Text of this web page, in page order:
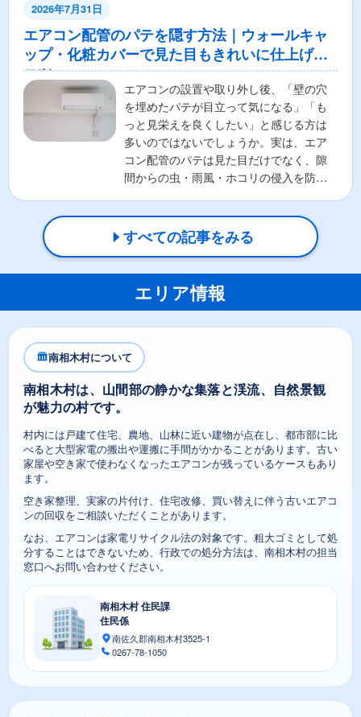
2026年7月31日
エアコン配管のパテを隠す方法｜ウォールキャ
ップ・化粧カバーで見た目もきれいに仕上げる
コツ
エアコンの設置や取り外し後、「壁の穴
を埋めたパテが目立って気になる」「も
っと見栄えを良くしたい」と感じる方は
多いのではないでしょうか。実は、エア
コン配管のパテは見た目だけでなく、隙
間からの虫・雨風・ホコリの侵入を防ぐ
すべての記事をみる
エリア情報
南相木村について
南相木村は、山間部の静かな集落と渓流、自然景観
が魅力の村です。
村内には戸建て住宅、農地、山林に近い建物が点在し、都市部に比
べると大型家電の搬出や運搬に手間がかかることがあります。古い
家屋や空き家で使わなくなったエアコンが残っているケースもあり
ます。
空き家整理、実家の片付け、住宅改修、買い替えに伴う古いエアコ
ンの回収をご相談いただくことがあります。
なお、エアコンは家電リサイクル法の対象です。粗大ゴミとして処
分することはできないため、行政での処分方法は、南相木村の担当
窓口へお問い合わせください。
南相木村 住民課
住民係
南佐久郡南相木村3525-1
0267-78-1050